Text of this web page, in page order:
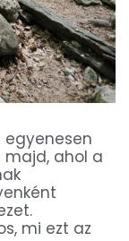
egyenesen
majd, ahol a
mi ezt az